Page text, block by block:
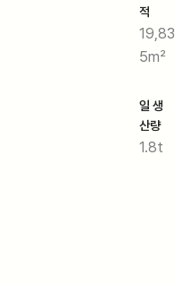
적
19,83
5m²
일 생
산량
1.8t